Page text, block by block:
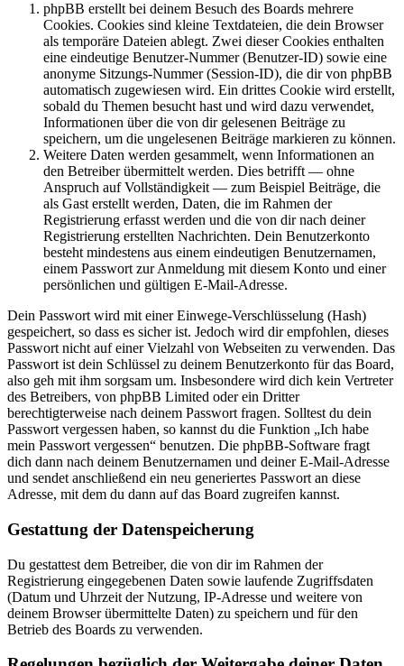
phpBB erstellt bei deinem Besuch des Boards mehrere
Cookies. Cookies sind kleine Textdateien, die dein Browser
als temporäre Dateien ablegt. Zwei dieser Cookies enthalten
eine eindeutige Benutzer-Nummer (Benutzer-ID) sowie eine
anonyme Sitzungs-Nummer (Session-ID), die dir von phpBB
automatisch zugewiesen wird. Ein drittes Cookie wird erstellt,
sobald du Themen besucht hast und wird dazu verwendet,
Informationen über die von dir gelesenen Beiträge zu
speichern, um die ungelesenen Beiträge markieren zu können.
Weitere Daten werden gesammelt, wenn Informationen an
den Betreiber übermittelt werden. Dies betrifft — ohne
Anspruch auf Vollständigkeit — zum Beispiel Beiträge, die
als Gast erstellt werden, Daten, die im Rahmen der
Registrierung erfasst werden und die von dir nach deiner
Registrierung erstellten Nachrichten. Dein Benutzerkonto
besteht mindestens aus einem eindeutigen Benutzernamen,
einem Passwort zur Anmeldung mit diesem Konto und einer
persönlichen und gültigen E-Mail-Adresse.
Dein Passwort wird mit einer Einwege-Verschlüsselung (Hash)
gespeichert, so dass es sicher ist. Jedoch wird dir empfohlen, dieses
Passwort nicht auf einer Vielzahl von Webseiten zu verwenden. Das
Passwort ist dein Schlüssel zu deinem Benutzerkonto für das Board,
also geh mit ihm sorgsam um. Insbesondere wird dich kein Vertreter
des Betreibers, von phpBB Limited oder ein Dritter
berechtigterweise nach deinem Passwort fragen. Solltest du dein
Passwort vergessen haben, so kannst du die Funktion „Ich habe
mein Passwort vergessen“ benutzen. Die phpBB-Software fragt
dich dann nach deinem Benutzernamen und deiner E-Mail-Adresse
und sendet anschließend ein neu generiertes Passwort an diese
Adresse, mit dem du dann auf das Board zugreifen kannst.
Gestattung der Datenspeicherung
Du gestattest dem Betreiber, die von dir im Rahmen der
Registrierung eingegebenen Daten sowie laufende Zugriffsdaten
(Datum und Uhrzeit der Nutzung, IP-Adresse und weitere von
deinem Browser übermittelte Daten) zu speichern und für den
Betrieb des Boards zu verwenden.